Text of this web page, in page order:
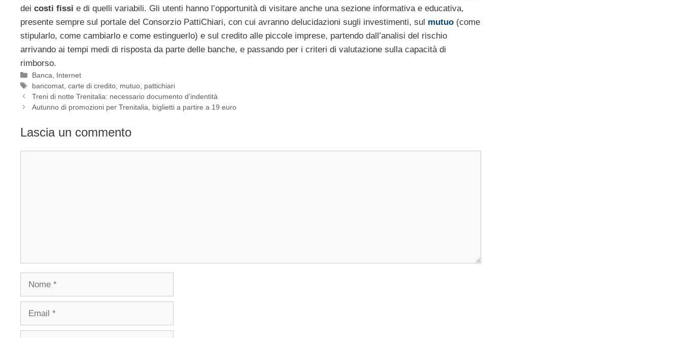
dei costi fissi e di quelli variabili. Gli utenti hanno l’opportunità di visitare anche una sezione informativa e educativa,
presente sempre sul portale del Consorzio PattiChiari, con cui avranno delucidazioni sugli investimenti, sul mutuo (come
stipularlo, come cambiarlo e come estinguerlo) e sul credito alle piccole imprese, partendo dall’analisi del rischio
arrivando ai tempi medi di risposta da parte delle banche, e passando per i criteri di valutazione sulla capacità di
rimborso.
Categorie
Banca
Internet
Tag
bancomat ,carte di credito mutuo pattichiari
Treni di notte Trenitalia: necessario documento d’indentità
Autunno di promozioni per Trenitalia, biglietti a partire a 19 euro
Lascia un commento
Nome
Email